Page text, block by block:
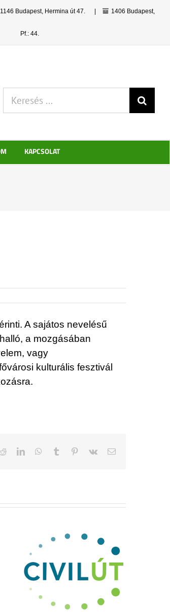
1146 Budapest, Hermina út 47. 1406 Budapest,
Pf.: 44.
KAPCSOLAT
A sajátos nevelésű
a mozgásában
vagy
kulturális fesztivál
RedditLinkedInWhatsApp
Tumblr Pinterest
Vk Email